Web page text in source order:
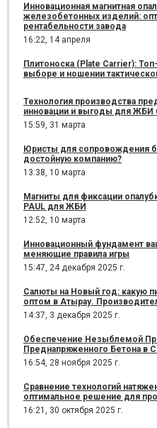
Инновационная магнитная
железобетонных изделий:
рентабельности завода
16:22, 14 апреля
Плитоноска (Plate Carrier):
выборе и ношении
Технология производства
инновации и выгоды для ЖБИ
15:59, 31 марта
Юристы для сопровождения
достойную компанию?
13:38, 10 марта
Магниты для фиксации
PAUL для ЖБИ
12:52, 10 марта
Инновационный фундамент
меняющие правила игры
15:47, 24 декабря 2025 г.
Салюты на Новый год: какую
оптом в Атырау.
14:37, 3 декабря 2025 г.
Обеспечение Незыблемой
Преднапряженного Бетона в
16:54, 28 ноября 2025 г.
Сравнение технологий
оптимальное решение для
16:21, 30 октября 2025 г.